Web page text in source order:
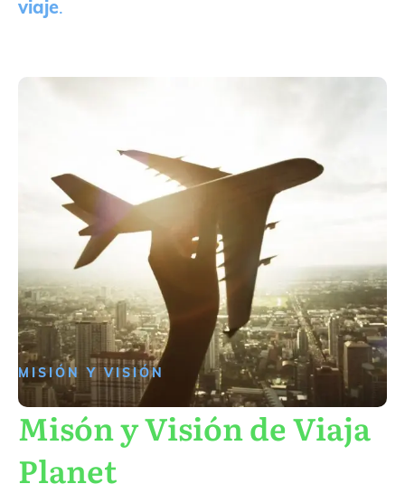
viaje.
MISIÓN Y VISIÓN
Misón y Visión de Viaja
Planet